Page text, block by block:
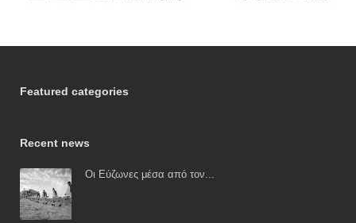
Featured categories
Recent news
Οι Εύζωνες μέσα από τον...